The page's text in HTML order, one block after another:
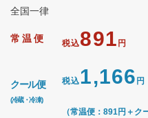
全国一律
常温便 税込891 円
クール便
(冷蔵・冷凍)
税込1,166 円
（常温便：891円＋ク